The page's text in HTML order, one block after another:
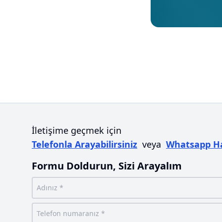
İletişime geçmek için
Telefonla Arayabilirsiniz veya Whatsapp
Formu Doldurun, Sizi Arayalım